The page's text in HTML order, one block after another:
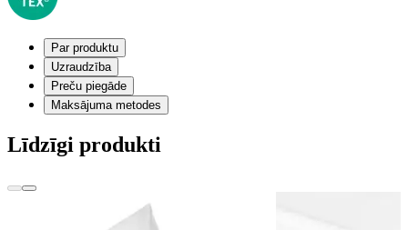
Par produktu
Uzraudzība
Preču piegāde
Maksājuma metodes
Līdzīgi produkti